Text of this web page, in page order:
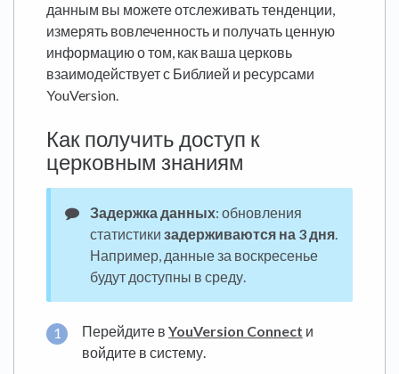
данным вы можете отслеживать тенденции,
измерять вовлеченность и получать ценную
информацию о том, как ваша церковь
взаимодействует с Библией и ресурсами
YouVersion.
Как получить доступ к
церковным знаниям
Задержка данных: обновления
статистики задерживаются на 3 дня.
Например, данные за воскресенье
будут доступны в среду.
Перейдите в YouVersion Connect и
войдите в систему.